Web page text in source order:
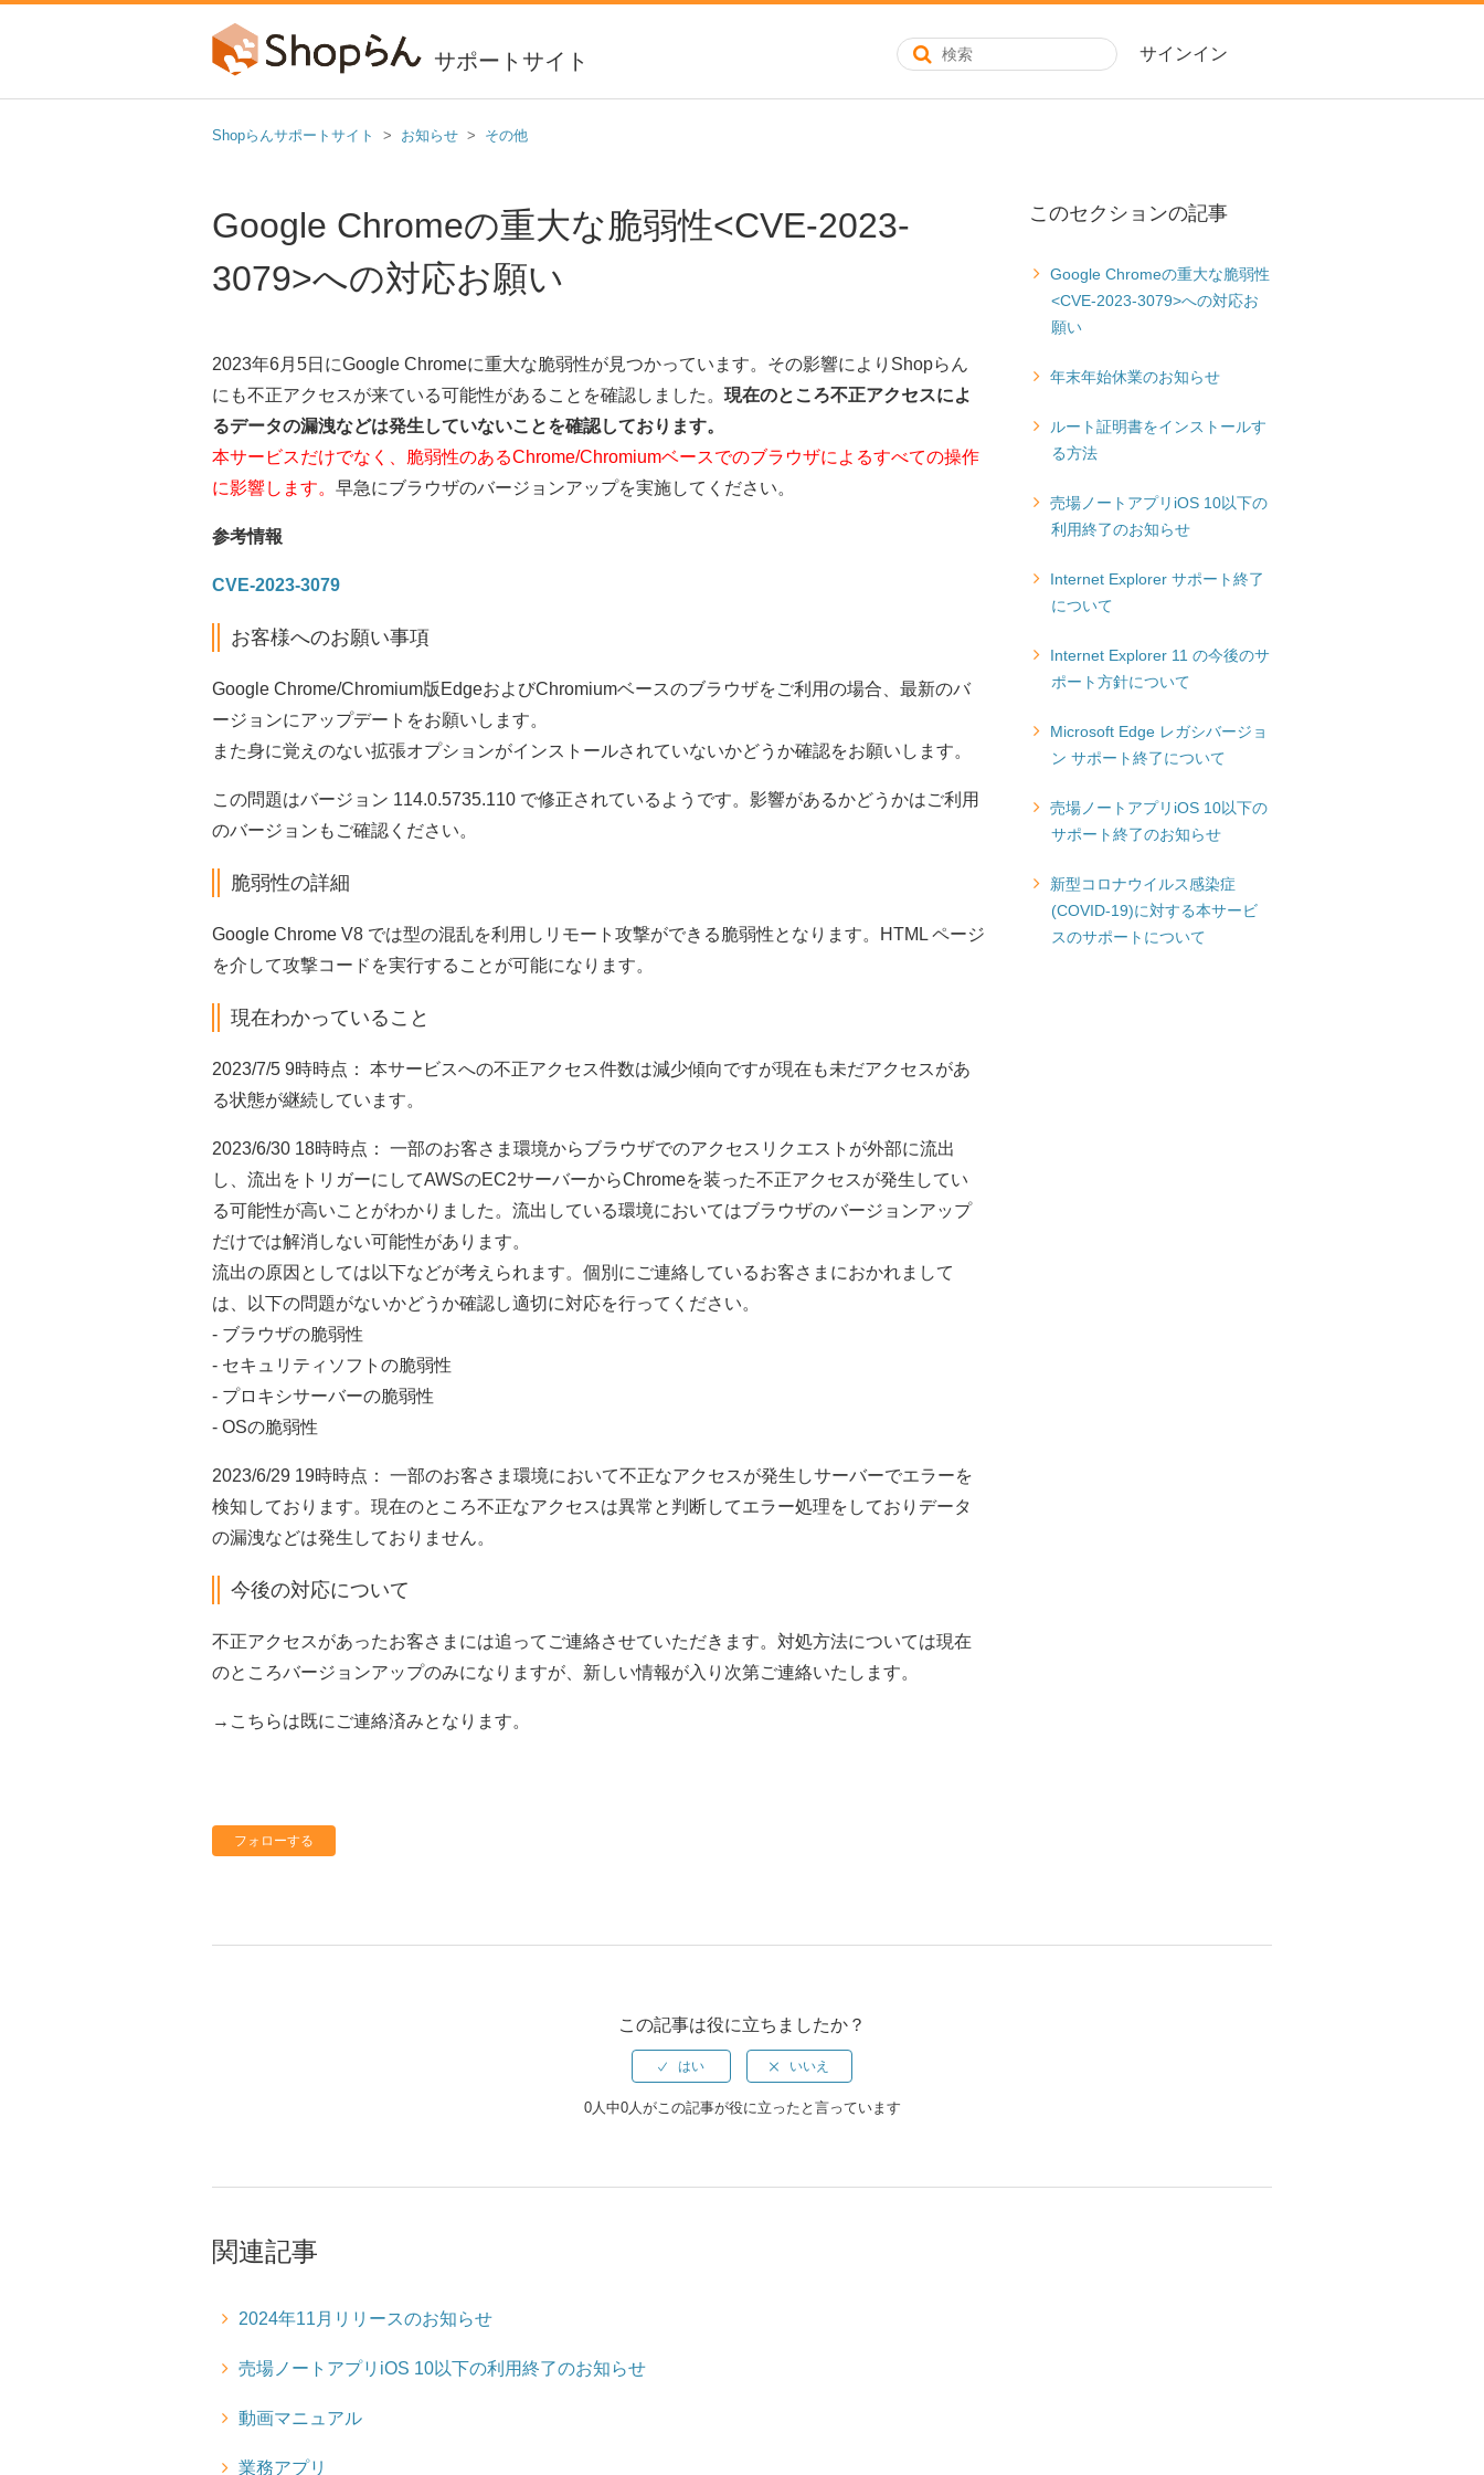
サポートサイト サインイン
Shopらんサポートサイト お知らせ その他
Google Chromeの重大な脆弱性<CVE-2023-
3079>への対応お願い
2023年6月5日にGoogle Chromeに重大な脆弱性が見つかっています。その影響によりShopらん
にも不正アクセスが来ている可能性があることを確認しました。 現在のところ不正アクセスによ
るデータの漏洩などは発生していないことを確認しております。
本サービスだけでなく、脆弱性のあるChrome/Chromiumベースでのブラウザによるすべての操作
に影響します。 早急にブラウザのバージョンアップを実施してください。
参考情報
CVE-2023-3079
お客様へのお願い事項
Google Chrome/Chromium版EdgeおよびChromiumベースのブラウザをご利用の場合、最新のバ
ージョンにアップデートをお願いします。
また身に覚えのない拡張オプションがインストールされていないかどうか確認をお願いします。
この問題はバージョン 114.0.5735.110 で修正されているようです。影響があるかどうかはご利用
のバージョンもご確認ください。
脆弱性の詳細
Google Chrome V8 では型の混乱を利用しリモート攻撃ができる脆弱性となります。HTML ページ
を介して攻撃コードを実行することが可能になります。
現在わかっていること
2023/7/5 9時時点： 本サービスへの不正アクセス件数は減少傾向ですが現在も未だアクセスがあ
る状態が継続しています。
2023/6/30 18時時点： 一部のお客さま環境からブラウザでのアクセスリクエストが外部に流出
し、流出をトリガーにしてAWSのEC2サーバーからChromeを装った不正アクセスが発生してい
る可能性が高いことがわかりました。流出している環境においてはブラウザのバージョンアップ
だけでは解消しない可能性があります。
流出の原因としては以下などが考えられます。個別にご連絡しているお客さまにおかれまして
は、以下の問題がないかどうか確認し適切に対応を行ってください。
- ブラウザの脆弱性
- セキュリティソフトの脆弱性
- プロキシサーバーの脆弱性
- OSの脆弱性
2023/6/29 19時時点： 一部のお客さま環境において不正なアクセスが発生しサーバーでエラーを
検知しております。現在のところ不正なアクセスは異常と判断してエラー処理をしておりデータ
の漏洩などは発生しておりません。
今後の対応について
不正アクセスがあったお客さまには追ってご連絡させていただきます。対処方法については現在
のところバージョンアップのみになりますが、新しい情報が入り次第ご連絡いたします。
→こちらは既にご連絡済みとなります。
フォローする
このセクションの記事
Google Chromeの重大な脆弱性
<CVE-2023-3079>への対応お
願い
年末年始休業のお知らせ
ルート証明書をインストールす
る方法
売場ノートアプリiOS 10以下の
利用終了のお知らせ
Internet Explorer サポート終了
について
Internet Explorer 11 の今後のサ
ポート方針について
Microsoft Edge レガシバージョ
ン サポート終了について
売場ノートアプリiOS 10以下の
サポート終了のお知らせ
新型コロナウイルス感染症
(COVID-19)に対する本サービ
スのサポートについて
この記事は役に立ちましたか？
0人中0人がこの記事が役に立ったと言っています
関連記事
2024年11月リリースのお知らせ
売場ノートアプリiOS 10以下の利用終了のお知らせ
動画マニュアル
業務アプリ